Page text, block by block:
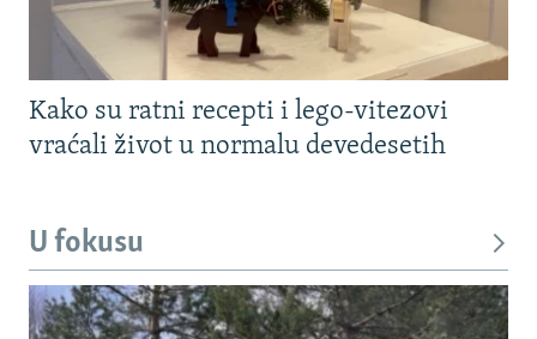
Kako su ratni recepti i lego-vitezovi
vraćali život u normalu devedesetih
U fokusu